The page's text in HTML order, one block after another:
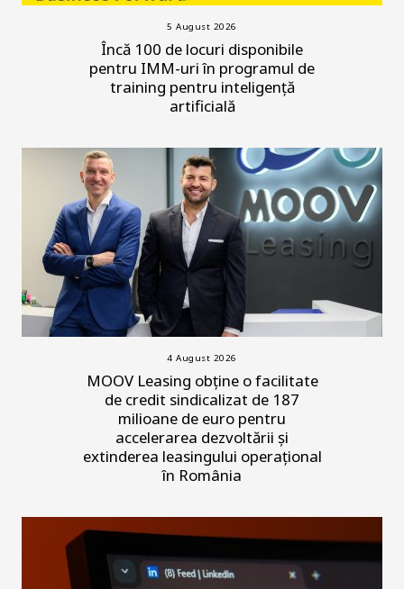
5 August 2026
Încă 100 de locuri disponibile
pentru IMM-uri în programul de
training pentru inteligență
artificială
4 August 2026
MOOV Leasing obține o facilitate
de credit sindicalizat de 187
milioane de euro pentru
accelerarea dezvoltării și
extinderea leasingului operațional
în România